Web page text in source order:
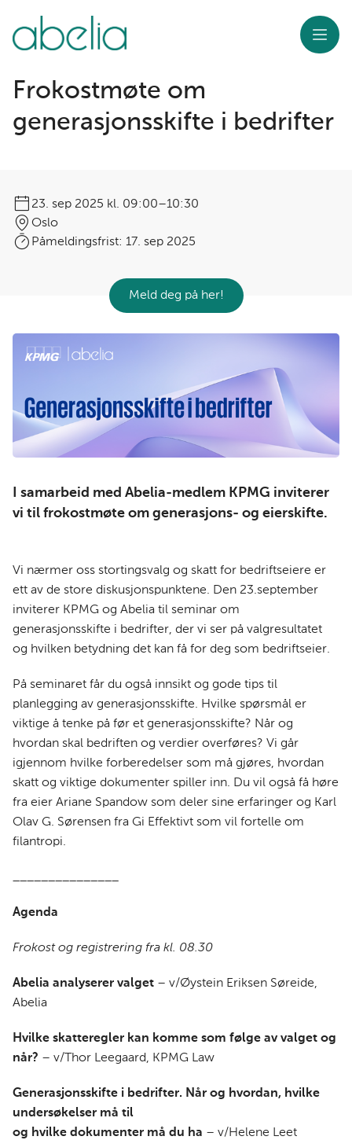
Meny
Frokostmøte om
generasjonsskifte i bedrifter
23. sep 2025 kl. 09:00–10:30
Oslo
Påmeldingsfrist: 17. sep 2025
Meld deg på her!
I samarbeid med Abelia-medlem KPMG inviterer
vi til frokostmøte om generasjons- og eierskifte.
Vi nærmer oss stortingsvalg og skatt for bedriftseiere er
ett av de store diskusjonspunktene. Den 23.september
inviterer KPMG og Abelia til seminar om
generasjonsskifte i bedrifter, der vi ser på valgresultatet
og hvilken betydning det kan få for deg som bedriftseier.
På seminaret får du også innsikt og gode tips til
planlegging av generasjonsskifte. Hvilke spørsmål er
viktige å tenke på før et generasjonsskifte? Når og
hvordan skal bedriften og verdier overføres? Vi går
igjennom hvilke forberedelser som må gjøres, hvordan
skatt og viktige dokumenter spiller inn. Du vil også få høre
fra eier Ariane Spandow som deler sine erfaringer og Karl
Olav G. Sørensen fra Gi Effektivt som vil fortelle om
filantropi.
Agenda
Frokost og registrering fra kl. 08.30
Abelia analyserer valget – v/Øystein Eriksen Søreide,
Abelia
Hvilke skatteregler kan komme som følge av valget og
når? – v/Thor Leegaard, KPMG Law
Generasjonsskifte i bedrifter. Når og hvordan, hvilke
undersøkelser må til
og hvilke dokumenter må du ha – v/Helene Leet